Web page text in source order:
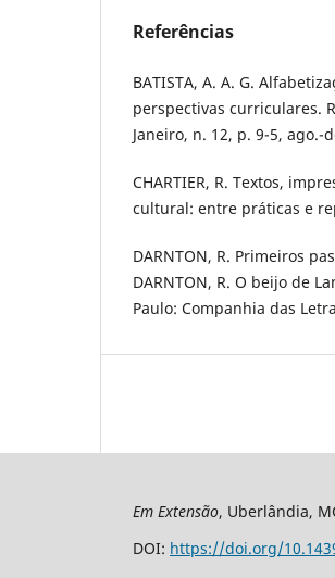
Referências
BATISTA, A. A. G.
perspectivas curriculares.
Janeiro, n. 12, p. 9-5, ago.-
CHARTIER, R. Textos,
cultural: entre práticas e
DARNTON, R. Primeiros
DARNTON, R. O beijo de
Paulo: Companhia das
Em Extensão, Uberlândia,
DOI: https://doi.org/